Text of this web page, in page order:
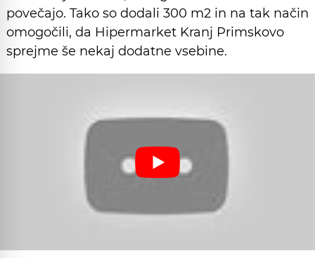
povečajo. Tako so dodali 300 m2 in na tak način
omogočili, da Hipermarket Kranj Primskovo
sprejme še nekaj dodatne vsebine.